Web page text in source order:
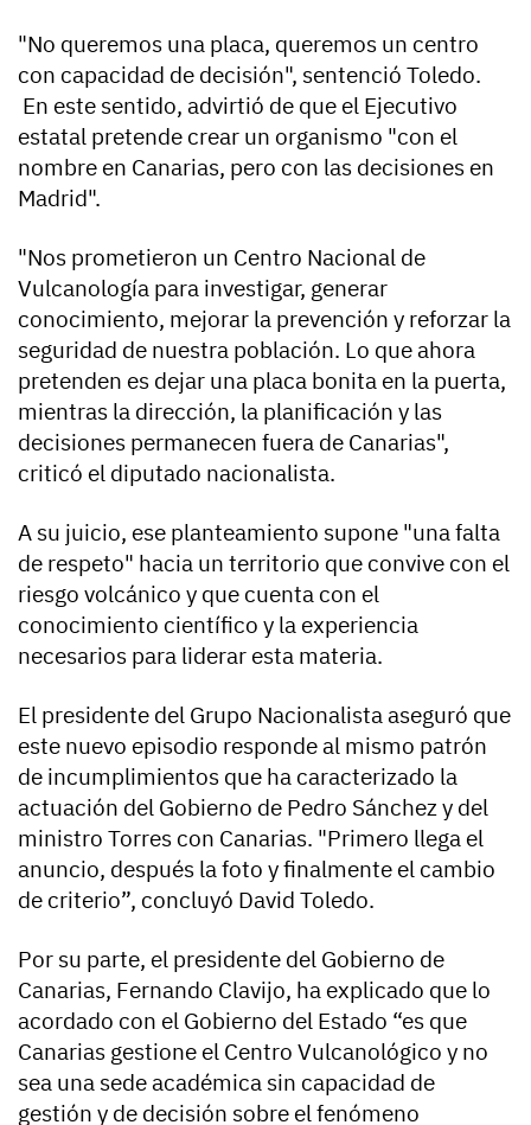
"No queremos una placa, queremos un centro
con capacidad de decisión", sentenció Toledo.
En este sentido, advirtió de que el Ejecutivo
estatal pretende crear un organismo "con el
nombre en Canarias, pero con las decisiones en
Madrid".
"Nos prometieron un Centro Nacional de
Vulcanología para investigar, generar
conocimiento, mejorar la prevención y reforzar la
seguridad de nuestra población. Lo que ahora
pretenden es dejar una placa bonita en la puerta,
mientras la dirección, la planificación y las
decisiones permanecen fuera de Canarias",
criticó el diputado nacionalista.
A su juicio, ese planteamiento supone "una falta
de respeto" hacia un territorio que convive con el
riesgo volcánico y que cuenta con el
conocimiento científico y la experiencia
necesarios para liderar esta materia.
El presidente del Grupo Nacionalista aseguró que
este nuevo episodio responde al mismo patrón
de incumplimientos que ha caracterizado la
actuación del Gobierno de Pedro Sánchez y del
ministro Torres con Canarias. "Primero llega el
anuncio, después la foto y finalmente el cambio
de criterio”, concluyó David Toledo.
Por su parte, el presidente del Gobierno de
Canarias, Fernando Clavijo, ha explicado que lo
acordado con el Gobierno del Estado “es que
Canarias gestione el Centro Vulcanológico y no
sea una sede académica sin capacidad de
gestión y de decisión sobre el fenómeno